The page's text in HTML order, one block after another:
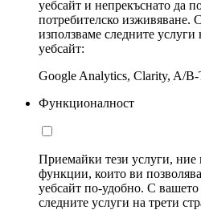
уебсайт и непрекъснато да
потребителско изживяване.
използваме следните услуги
уебсайт:
Google Analytics, Clarity, A/B-
Функционалност
Приемайки тези услуги,
функции, които ви
уебсайт по-удобно. С вашето
следните услуги на трети